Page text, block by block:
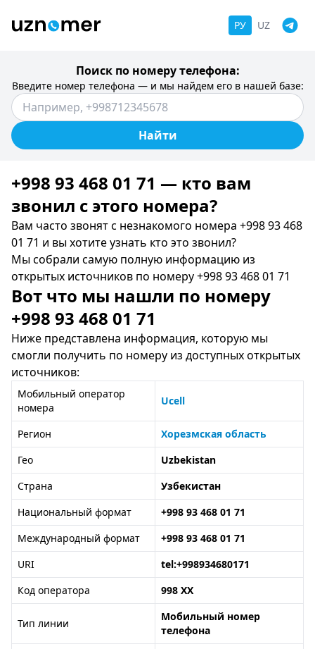
РУ UZ
Поиск по номеру телефона:
Введите номер телефона — и мы найдем его в нашей базе:
Найти
+998 93 468 01 71 — кто вам
звонил c этого номера?
Вам часто звонят с незнакомого номера +998 93 468
01 71 и вы хотите узнать кто это звонил?
Мы собрали самую полную информацию из
открытых источников по номеру +998 93 468 01 71
Вот что мы нашли по номеру
+998 93 468 01 71
Ниже представлена информация, которую мы
смогли получить по номеру из доступных открытых
источников:
Мобильный оператор
номера
Ucell
Регион
Хорезмская область
Гео
Uzbekistan
Страна
Узбекистан
Национальный формат
+998 93 468 01 71
Международный формат
+998 93 468 01 71
URI
tel:+998934680171
Код оператора
998 XX
Тип линии
Мобильный номер
телефона